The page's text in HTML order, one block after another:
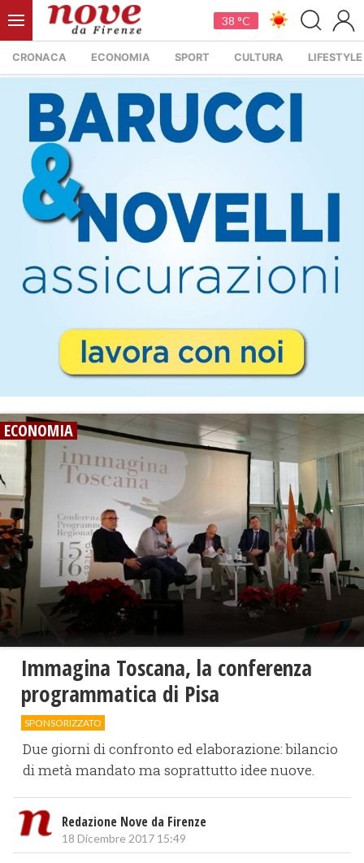
38 °C
CRONACA ECONOMIA SPORT CULTURA LIFESTYLE
ECONOMIA
Immagina Toscana, la conferenza
programmatica di Pisa
SPONSORIZZATO
Due giorni di confronto ed elaborazione: bilancio
di metà mandato ma soprattutto idee nuove.
Redazione Nove da Firenze
18 Dicembre 2017 15:49